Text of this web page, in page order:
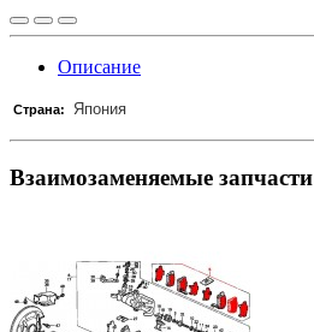
Описание
Страна: Япония
Взаимозаменяемые запчасти